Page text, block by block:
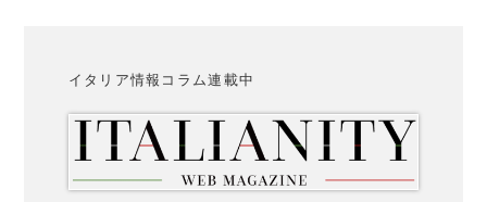
イタリア情報コラム連載中